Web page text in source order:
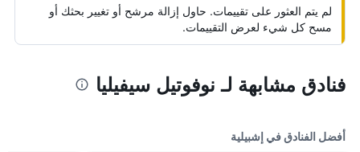
لم يتم العثور على تقييمات. حاول إزالة مرشح أو تغيير بحثك أو
مسح كل شيء لعرض التقييمات.
فنادق مشابهة لـ نوفوتيل سيفيليا
أفضل الفنادق في إشبيلية